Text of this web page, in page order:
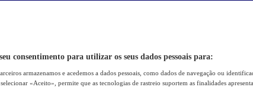
consentimento para utilizar os seus dados pessoais para:
armazenamos e acedemos a dados pessoais, como dados de navegação ou
«Aceito», permite que as tecnologias de rastreio suportem as finalidades